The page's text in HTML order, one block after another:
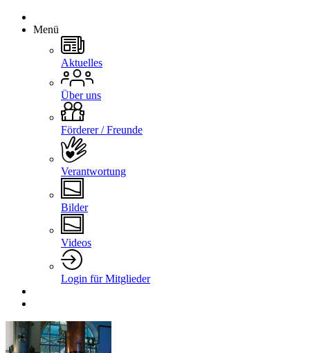
Menü
Aktuelles
Über uns
Förderer / Freunde
Verantwortung
Bilder
Videos
Login für Mitglieder